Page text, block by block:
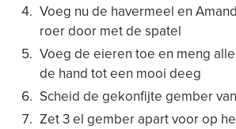
Voeg nu de havermeel en
roer door met de spatel
Voeg de eieren toe en meng
de hand tot een mooi deeg
Scheid de gekonfijte gember
Zet 3 el gember apart voor op